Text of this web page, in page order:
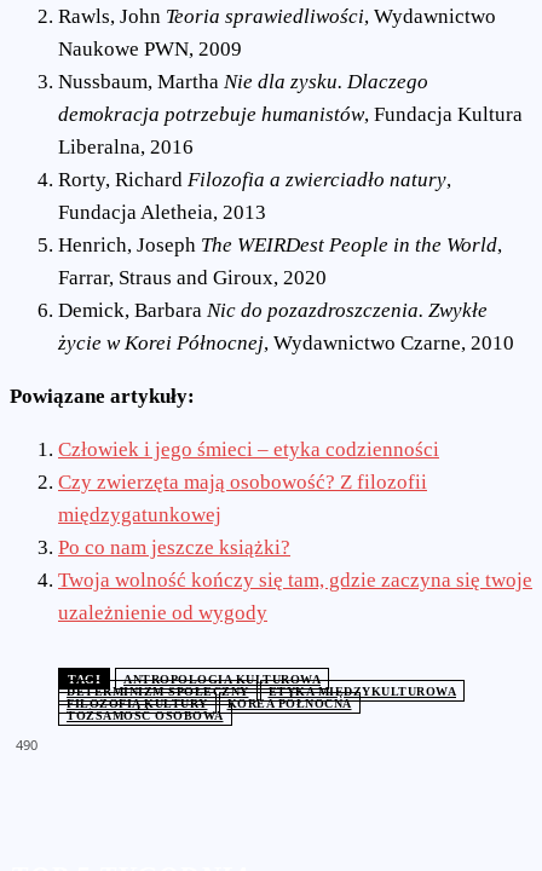
Rawls, John Teoria sprawiedliwości, Wydawnictwo
Naukowe PWN, 2009
Nussbaum, Martha Nie dla zysku. Dlaczego
demokracja potrzebuje humanistów, Fundacja Kultura
Liberalna, 2016
Rorty, Richard Filozofia a zwierciadło natury,
Fundacja Aletheia, 2013
Henrich, Joseph The WEIRDest People in the World,
Farrar, Straus and Giroux, 2020
Demick, Barbara Nic do pozazdroszczenia. Zwykłe
życie w Korei Północnej, Wydawnictwo Czarne, 2010
Powiązane artykuły:
Człowiek i jego śmieci – etyka codzienności
Czy zwierzęta mają osobowość? Z filozofii
międzygatunkowej
Po co nam jeszcze książki?
Twoja wolność kończy się tam, gdzie zaczyna się twoje
uzależnienie od wygody
TAGI
ANTROPOLOGIA KULTUROWA
DETERMINIZM SPOŁECZNY
ETYKA MIĘDZYKULTUROWA
FILOZOFIA KULTURY
KOREA PÓŁNOCNA
TOŻSAMOŚĆ OSOBOWA
490